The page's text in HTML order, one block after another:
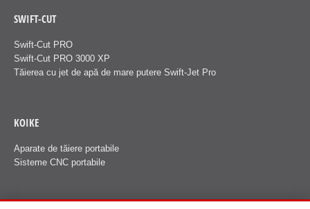
SWIFT-CUT
Swift-Cut PRO
Swift-Cut PRO 3000 XP
Tăierea cu jet de apă de mare putere Swift-Jet Pro
KOIKE
Aparate de tăiere portabile
Sisteme CNC portabile